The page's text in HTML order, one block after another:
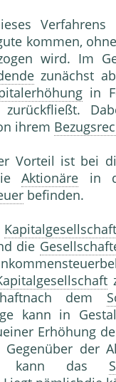
kommen,
wird. Im
zunächst
in
zurückfließt.
ihrem
Vorteil ist bei
Aktionäre in
befinden.
Kapitalgesellschaft
die
dem
kann in
Erhöhung
Gegenüber der
kann das